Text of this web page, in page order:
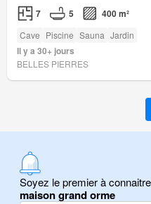
7 5 400 m²
Cave Piscine Sauna Jardin
Il y a 30+ jours
BELLES PIERRES
Soyez le premier à
maison grand orme